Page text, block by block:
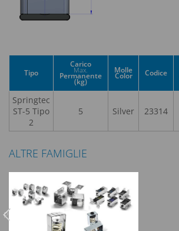
Tipo
Carico
Max.
Permanente
(kg)
Molle
Color Codice
Springtec
ST-5 Tipo
2
5 Silver 23314
ALTRE FAMIGLIE
Previous